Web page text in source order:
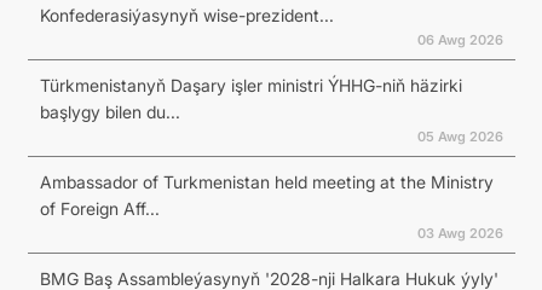
Konfederasiýasynyň wise-prezident...
06 Awg 2026
Türkmenistanyň Daşary işler ministri ÝHHG-niň häzirki
başlygy bilen du...
05 Awg 2026
Ambassador of Turkmenistan held meeting at the Ministry
of Foreign Aff...
03 Awg 2026
BMG Baş Assambleýasynyň '2028-nji Halkara Hukuk ýyly'